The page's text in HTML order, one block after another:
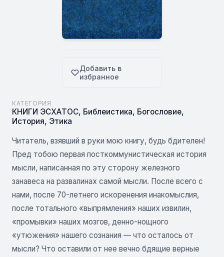
Добавить в
избранное
КАТЕГОРИЯ
КНИГИ ЭСХАТОС, Библеистика, Богословие,
История, Этика
Читатель, взявший в руки мою книгу, будь бдителен!
Пред тобою первая посткоммунистическая история
мысли, написанная по эту сторону железного
занавеса на развалинах самой мысли. После всего с
нами, после 70-летнего искоренения инакомыслия,
после тоталь­ного «выпрямления» наших извилин,
«промывки» наших мозгов, денно-нощного
«утюжения» нашего сознания — что осталось от
мысли? Что оставили от нее вечно бдящие верные